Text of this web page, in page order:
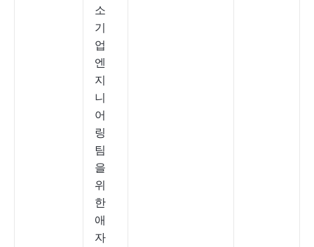
소
기
업
엔
지
니
어
링
팀
을
위
한
애
자